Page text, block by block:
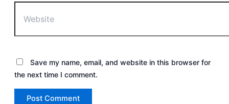
Save my name, email, and website in this browser for
the next time I comment.